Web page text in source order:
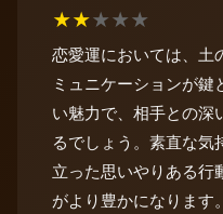
★★★★★
恋愛運においては、土
ミュニケーションが鍵
い魅力で、相手との深
るでしょう。素直な気
立った思いやりある行
がより豊かになります